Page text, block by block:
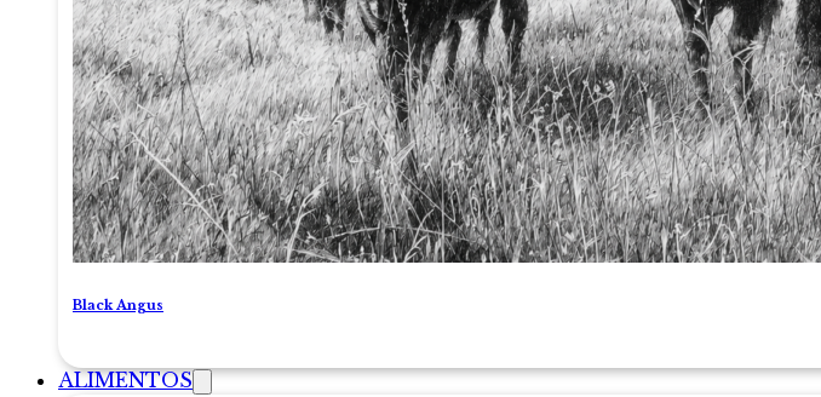
Black Angus
ALIMENTOS